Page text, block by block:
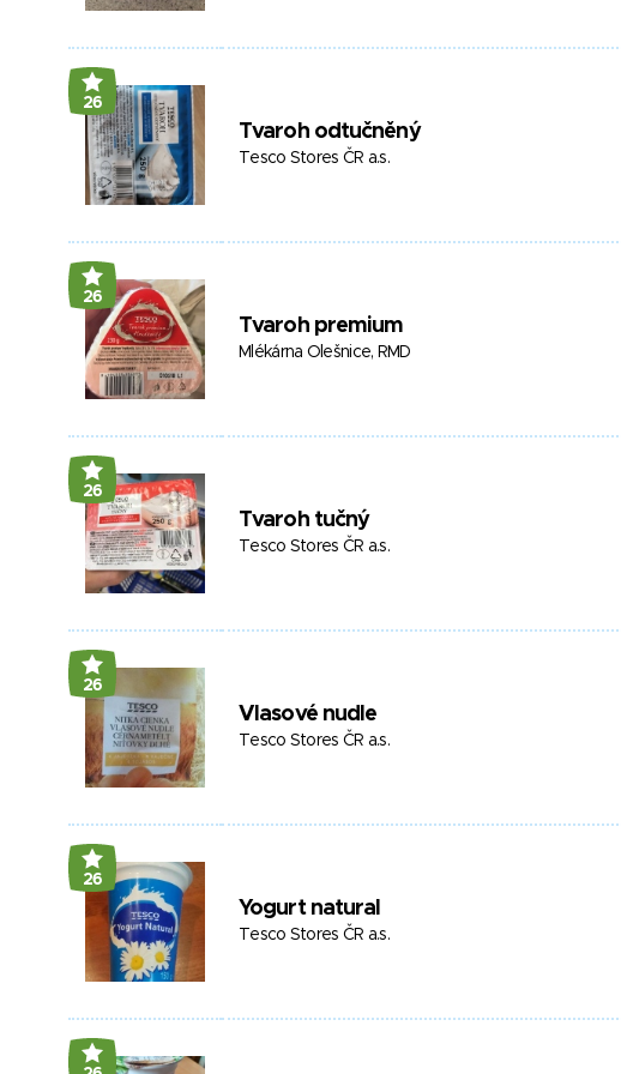
26
Tvaroh odtučněný
Tesco Stores ČR a.s.
26
Tvaroh premium
Mlékárna Olešnice, RMD
26
Tvaroh tučný
Tesco Stores ČR a.s.
26
Vlasové nudle
Tesco Stores ČR a.s.
26
Yogurt natural
Tesco Stores ČR a.s.